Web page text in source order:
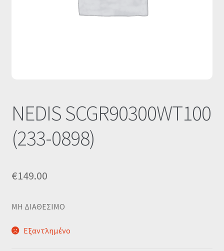
NEDIS SCGR90300WT100
(233-0898)
€149.00
MΗ ΔΙΑΘΕΣΙΜΟ
Εξαντλημένο